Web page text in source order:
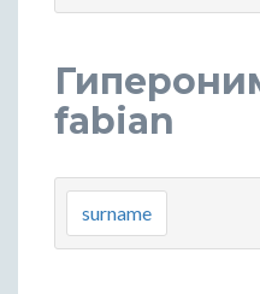
fabian
surname